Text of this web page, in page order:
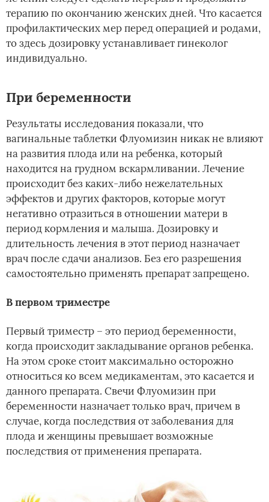
терапию по окончанию женских дней. Что касается
профилактических мер перед операцией и родами,
то здесь дозировку устанавливает гинеколог
индивидуально.
При беременности
Результаты исследования показали, что
вагинальные таблетки Флуомизин никак не влияют
на развития плода или на ребенка, который
находится на грудном вскармливании. Лечение
происходит без каких-либо нежелательных
эффектов и других факторов, которые могут
негативно отразиться в отношении матери в
период кормления и малыша. Дозировку и
длительность лечения в этот период назначает
врач после сдачи анализов. Без его разрешения
самостоятельно применять препарат запрещено.
В первом триместре
Первый триместр – это период беременности,
когда происходит закладывание органов ребенка.
На этом сроке стоит максимально осторожно
относиться ко всем медикаментам, это касается и
данного препарата. Свечи Флуомизин при
беременности назначает только врач, причем в
случае, когда последствия от заболевания для
плода и женщины превышает возможные
последствия от применения препарата.